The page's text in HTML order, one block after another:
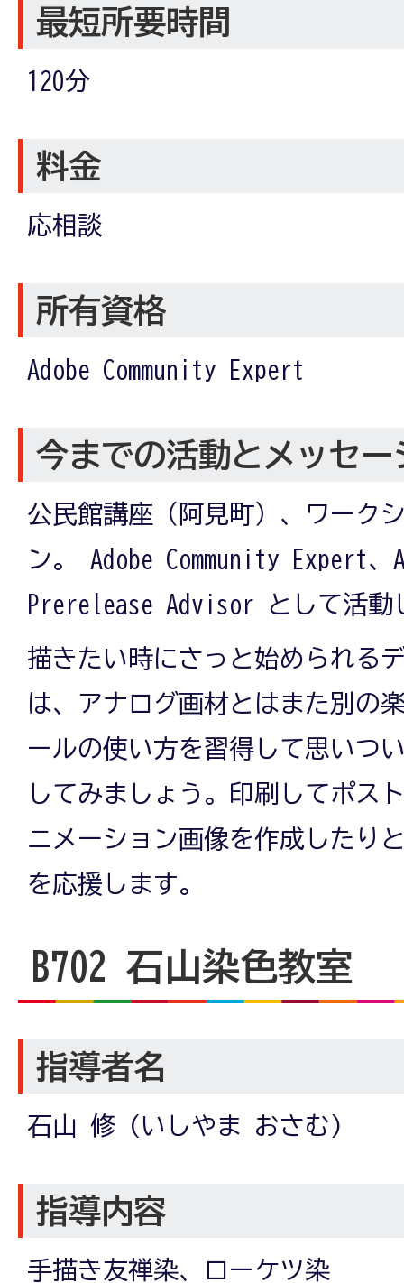
最短所要時間
120分
料金
応相談
所有資格
Adobe Community Expert
今までの活動とメッセー
公民館講座（阿見町）、ワーク
ン。 Adobe Community Expert、
Prerelease Advisor として活動
描きたい時にさっと始められる
は、アナログ画材とはまた別の
ールの使い方を習得して思いつ
してみましょう。印刷してポス
ニメーション画像を作成したり
を応援します。
B702 石山染色教室
指導者名
石山 修 (いしやま おさむ)
指導内容
手描き友禅染、ローケツ染